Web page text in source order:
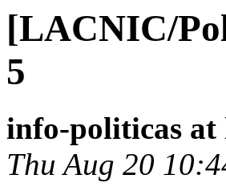
[LACNIC/
5
info-politicas at
Thu Aug 20